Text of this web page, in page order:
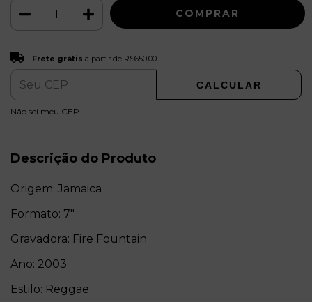
Entregas para o CEP: ALTERAR CEP
Frete grátis a partir de R$650,00
CALCULAR
Não sei meu CEP
Descrição do Produto
Origem: Jamaica
Formato: 7"
Gravadora: Fire Fountain
Ano: 2003
Estilo: Reggae